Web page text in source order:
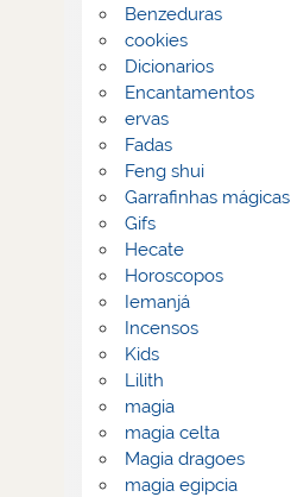
Benzeduras
cookies
Dicionarios
Encantamentos
ervas
Fadas
Feng shui
Garrafinhas mágicas
Gifs
Hecate
Horoscopos
Iemanjá
Incensos
Kids
Lilith
magia
magia celta
Magia dragoes
magia egipcia